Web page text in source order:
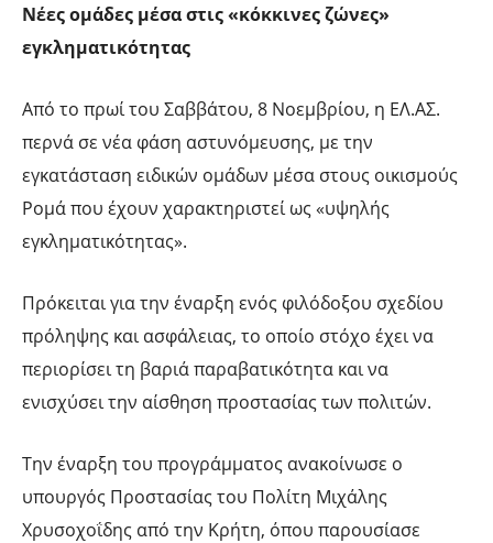
Νέες ομάδες μέσα στις «κόκκινες ζώνες»
εγκληματικότητας
Από το πρωί του Σαββάτου, 8 Νοεμβρίου, η ΕΛ.ΑΣ.
περνά σε νέα φάση αστυνόμευσης, με την
εγκατάσταση ειδικών ομάδων μέσα στους οικισμούς
Ρομά που έχουν χαρακτηριστεί ως «υψηλής
εγκληματικότητας».
Πρόκειται για την έναρξη ενός φιλόδοξου σχεδίου
πρόληψης και ασφάλειας, το οποίο στόχο έχει να
περιορίσει τη βαριά παραβατικότητα και να
ενισχύσει την αίσθηση προστασίας των πολιτών.
Την έναρξη του προγράμματος ανακοίνωσε ο
υπουργός Προστασίας του Πολίτη Μιχάλης
Χρυσοχοΐδης από την Κρήτη, όπου παρουσίασε